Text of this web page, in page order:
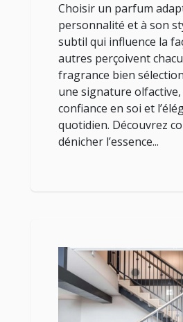
Choisir un parfum
personnalité et à son
subtil qui influence la
autres perçoivent
fragrance bien
une signature
confiance en soi et
quotidien. Découvrez
dénicher l’essence...